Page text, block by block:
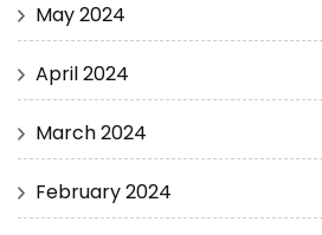
May 2024
April 2024
March 2024
February 2024